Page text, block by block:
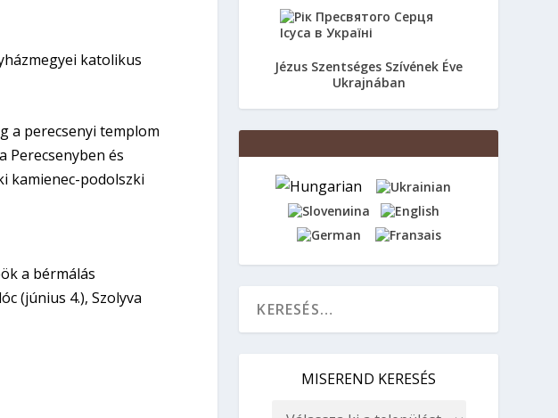
katolikus
a perecsenyi templom
Perecsenyben és
kamienec-podolszki
a bérmálás
(június 4.), Szolyva
Jézus Szentséges Szívének Éve
Ukrajnában
MISEREND KERESÉS